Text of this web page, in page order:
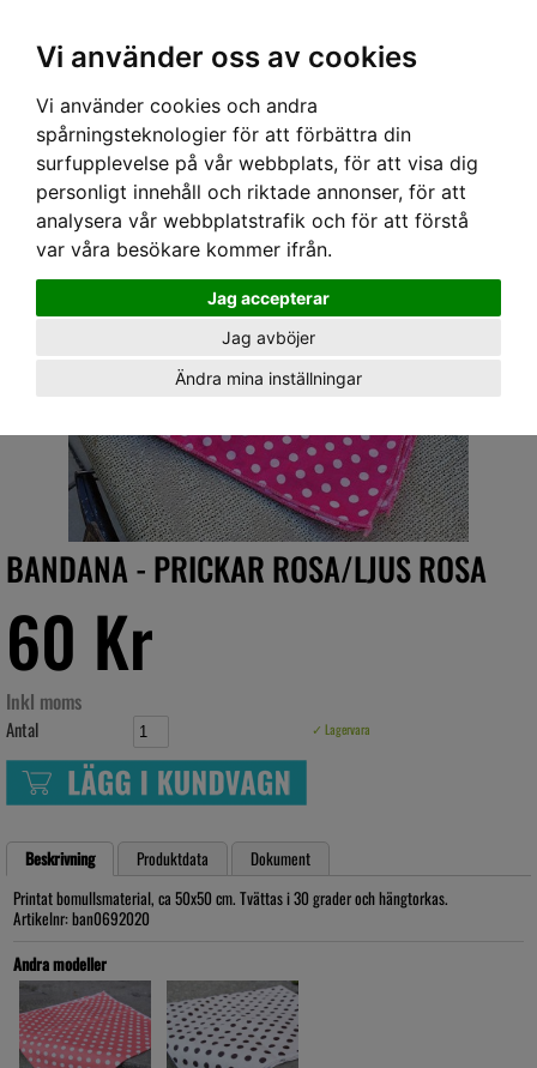
Vi använder oss av cookies
Vi använder cookies och andra
spårningsteknologier för att förbättra din
surfupplevelse på vår webbplats, för att visa dig
personligt innehåll och riktade annonser, för att
analysera vår webbplatstrafik och för att förstå
var våra besökare kommer ifrån.
Jag accepterar
Jag avböjer
Ändra mina inställningar
Hem› ACCESSOARER ›HÅRACCESSOARER › BANDANA - PRICKAR ROSA/LJUS ROSA
BANDANA - PRICKAR ROSA/LJUS ROSA
60 Kr
Inkl moms
Antal ✓ Lagervara
Beskrivning Produktdata
Dokument
Printat bomullsmaterial, ca 50x50 cm. Tvättas i 30 grader och hängtorkas.
Artikelnr: ban0692020
Andra modeller